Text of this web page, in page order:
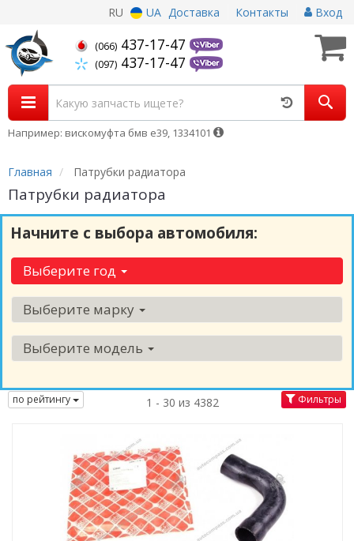
RU UA Доставка Контакты Вход
(066) 437-17-47
(097) 437-17-47
Например: вискомуфта бмв е39, 1334101
Главная Патрубки радиатора
Патрубки радиатора
Начните с выбора автомобиля:
Выберите год
Выберите марку
Выберите модель
по рейтингу 1 - 30 из 4382 Фильтры